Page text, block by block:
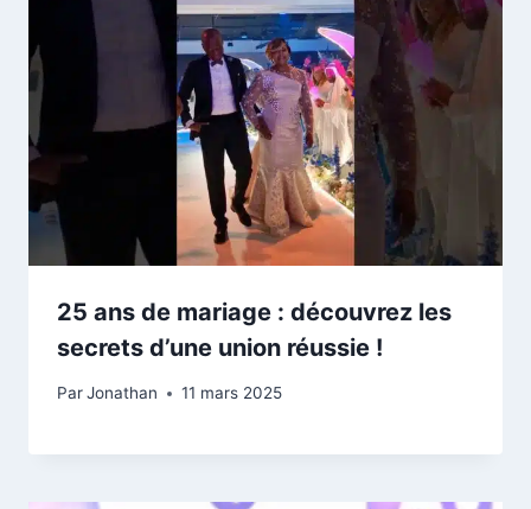
25 ans de mariage : découvrez les
secrets d’une union réussie !
ParJonathan 11 mars 2025